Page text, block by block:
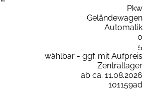
Pkw
Geländewagen
Automatik
0
5
wählbar - ggf. mit Aufpreis
Zentrallager
ab ca. 11.08.2026
101159ad